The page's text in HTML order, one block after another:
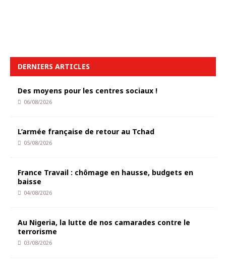
DERNIERS ARTICLES
Des moyens pour les centres sociaux !
06/08/2026
L’armée française de retour au Tchad
05/08/2026
France Travail : chômage en hausse, budgets en
baisse
04/08/2026
Au Nigeria, la lutte de nos camarades contre le
terrorisme
03/08/2026